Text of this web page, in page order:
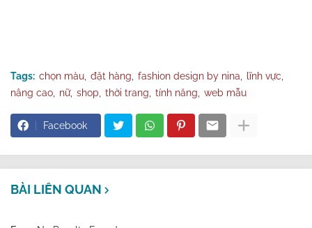
Tags: chọn màu đặt hàng fashion design by nina
lĩnh vực
nâng cao
nữ shop thời trang tính năng web mẫu
Facebook
BÀI LIÊN QUAN